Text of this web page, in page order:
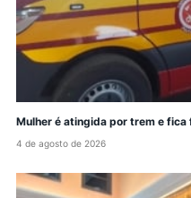
Mulher é atingida por trem e fica
4 de agosto de 2026